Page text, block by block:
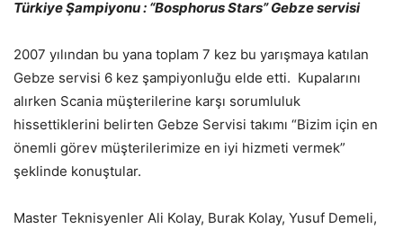
Türkiye Şampiyonu : “Bosphorus Stars” Gebze servisi
2007 yılından bu yana toplam 7 kez bu yarışmaya katılan
Gebze servisi 6 kez şampiyonluğu elde etti. Kupalarını
alırken Scania müşterilerine karşı sorumluluk
hissettiklerini belirten Gebze Servisi takımı “Bizim için en
önemli görev müşterilerimize en iyi hizmeti vermek”
şeklinde konuştular.
Master Teknisyenler Ali Kolay, Burak Kolay, Yusuf Demeli,